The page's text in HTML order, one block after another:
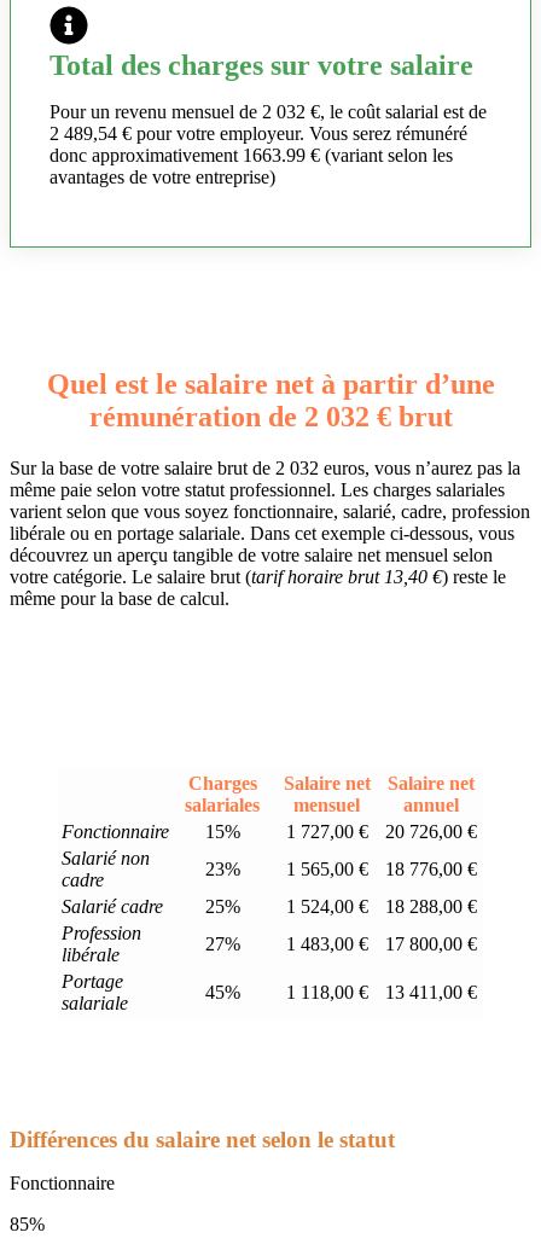
Total des charges sur votre salaire
Pour un revenu mensuel de 2 032 €, le coût salarial est de
2 489,54 € pour votre employeur. Vous serez rémunéré
donc approximativement 1663.99 € (variant selon les
avantages de votre entreprise)
Quel est le salaire net à partir d’une
rémunération de 2 032 € brut
Sur la base de votre salaire brut de 2 032 euros, vous n’aurez pas la
même paie selon votre statut professionnel. Les charges salariales
varient selon que vous soyez fonctionnaire, salarié, cadre, profession
libérale ou en portage salariale. Dans cet exemple ci-dessous, vous
découvrez un aperçu tangible de votre salaire net mensuel selon
votre catégorie. Le salaire brut (tarif horaire brut 13,40 €) reste le
même pour la base de calcul.
Charges
salariales
Salaire net
mensuel
Salaire net
annuel
Fonctionnaire
15% 1 727,00 €
20 726,00 €
Salarié non
cadre
23% 1 565,00 €
18 776,00 €
Salarié cadre
25% 1 524,00 €
18 288,00 €
Profession
libérale
27% 1 483,00 €
17 800,00 €
Portage
salariale
45% 1 118,00 € 13 411,00 €
Différences du salaire net selon le statut
Fonctionnaire
85%